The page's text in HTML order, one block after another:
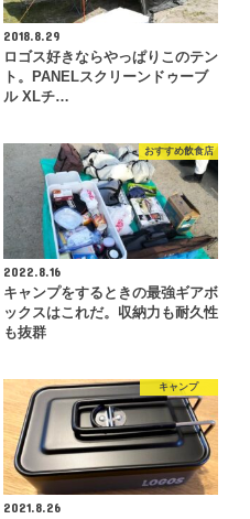
2018.8.29
ロゴス好きならやっぱりこのテン
ト。PANELスクリーンドゥーブ
ル XLチ…
おすすめ飲食店
2022.8.16
キャンプをするときの最強ギアボ
ックスはこれだ。収納力も耐久性
も抜群
キャンプ
2021.8.26